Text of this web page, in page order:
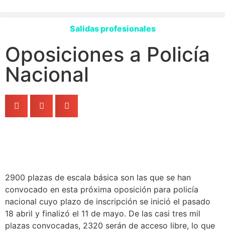
Salidas profesionales
Oposiciones a Policía
Nacional
2900 plazas de escala básica son las que se han
convocado en esta próxima oposición para policía
nacional cuyo plazo de inscripción se inició el pasado
18 abril y finalizó el 11 de mayo. De las casi tres mil
plazas convocadas, 2320 serán de acceso libre, lo que